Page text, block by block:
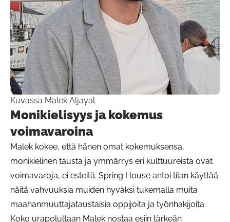
Kuvassa Malek Aljayal.
Monikielisyys ja kokemus
voimavaroina
Malek kokee, että hänen omat kokemuksensa,
monikielinen tausta ja ymmärrys eri kulttuureista ovat
voimavaroja, ei esteitä. Spring House antoi tilan käyttää
näitä vahvuuksia muiden hyväksi tukemalla muita
maahanmuuttajataustaisia oppijoita ja työnhakijoita.
Koko urapolultaan Malek nostaa esiin tärkeän